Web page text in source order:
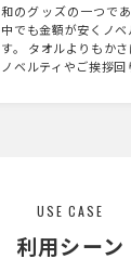
和のグッズの一つで
中でも金額が安くノ
す。 タオルよりもか
ノベルティやご挨拶
USE CASE
利用シーン